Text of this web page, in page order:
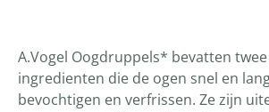
A.Vogel Oogdruppels* bevatten
ingredienten die de ogen snel en
bevochtigen en verfrissen. Ze zijn